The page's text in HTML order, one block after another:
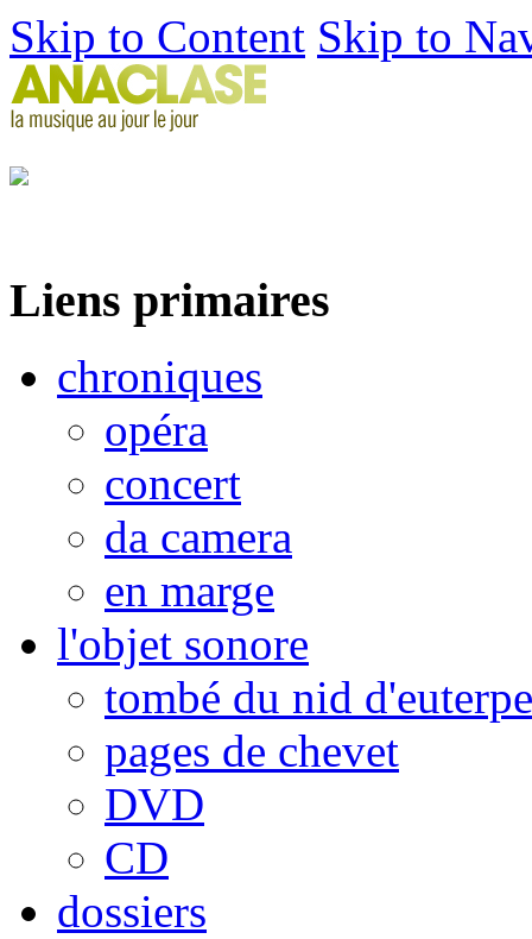
Skip to Content Skip to
Liens primaires
chroniques
opéra
concert
da camera
en marge
l'objet sonore
tombé du nid d'euterpe
pages de chevet
DVD
CD
dossiers